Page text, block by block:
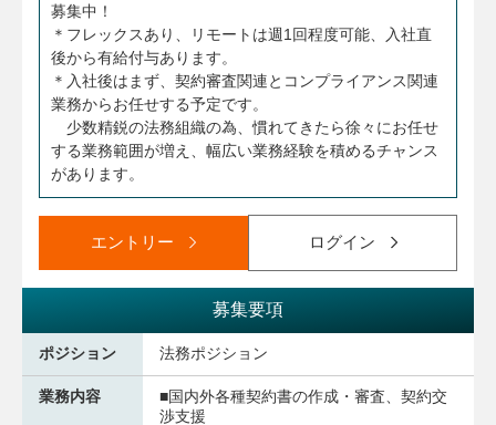
募集中！
＊フレックスあり、リモートは週1回程度可能、入社直
後から有給付与あります。
＊入社後はまず、契約審査関連とコンプライアンス関連
業務からお任せする予定です。
少数精鋭の法務組織の為、慣れてきたら徐々にお任せ
する業務範囲が増え、幅広い業務経験を積めるチャンス
があります。
エントリー ログイン
募集要項
ポジション 法務ポジション
業務内容
■国内外各種契約書の作成・審査、契約交
渉支援